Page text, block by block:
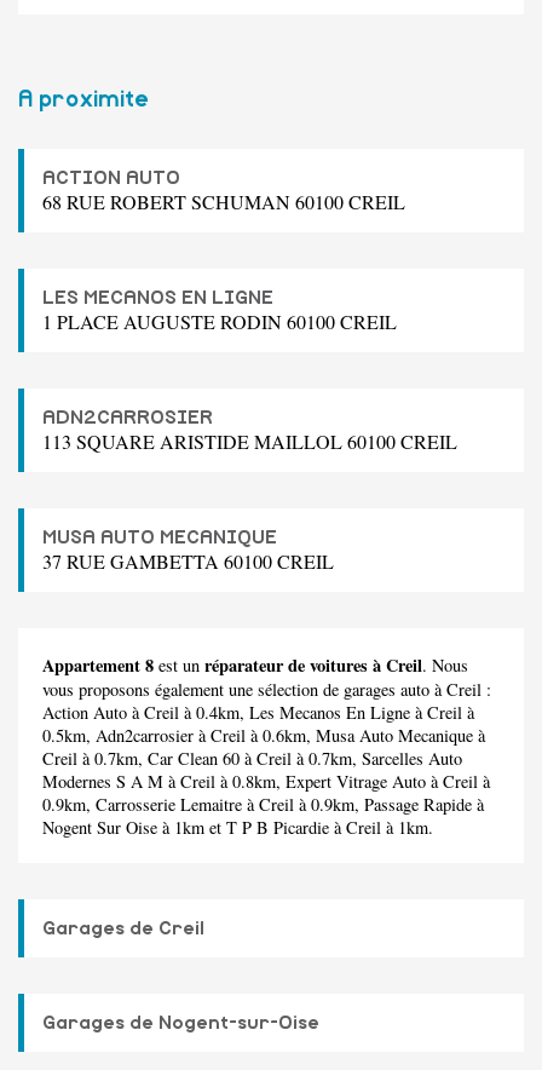
A proximite
ACTION AUTO
68 RUE ROBERT SCHUMAN 60100 CREIL
LES MECANOS EN LIGNE
1 PLACE AUGUSTE RODIN 60100 CREIL
ADN2CARROSIER
113 SQUARE ARISTIDE MAILLOL 60100 CREIL
MUSA AUTO MECANIQUE
37 RUE GAMBETTA 60100 CREIL
Appartement 8 est un réparateur de voitures à Creil. Nous
vous proposons également une sélection de garages auto à Creil :
Action Auto à Creil à 0.4km, Les Mecanos En Ligne à Creil à
0.5km, Adn2carrosier à Creil à 0.6km, Musa Auto Mecanique à
Creil à 0.7km, Car Clean 60 à Creil à 0.7km, Sarcelles Auto
Modernes S A M à Creil à 0.8km, Expert Vitrage Auto à Creil à
0.9km, Carrosserie Lemaitre à Creil à 0.9km, Passage Rapide à
Nogent Sur Oise à 1km et T P B Picardie à Creil à 1km.
Garages de Creil
Garages de Nogent-sur-Oise